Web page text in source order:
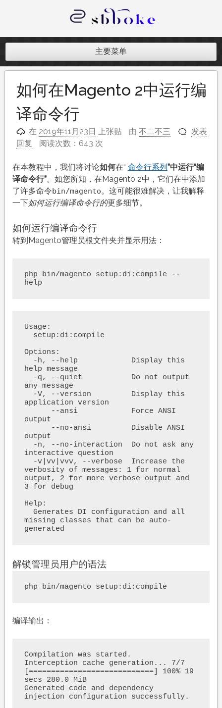
内
记录跨境电商独立站开发遇到的点点
主要菜单
如何在Magento 2中运行编
译命令行
在 2019年11月23日 上张贴 由不二不三
发表
回复
阅读次数：643 次
在本教程中，我们将讨论如何在“ 命令行系列 ”中运行“编
译命令行”。如您所知，在Magento 2中，它们在中添加
了许多命令bin/magento。这可能很难解决，让我解释
一下如何运行编译命令行的更多细节。
如何运行编译命令行
转到Magento管理员根文件夹并显示用法：
php bin/magento setup:di:compile --
help
Usage:
Options:
help message
any message
application version
output
output
interactive question
verbosity of messages: 1 for normal
output, 2 for more verbose output and
3 for debug
Help:
missing classes that can be auto-
generated
解锁管理员用户的语法
php bin/magento setup:di:compile
编译输出：
Compilation was started.
Interception cache generation... 7/7
[============================] 100% 19
secs 280.0 MiB
Generated code and dependency
injection configuration successfully.